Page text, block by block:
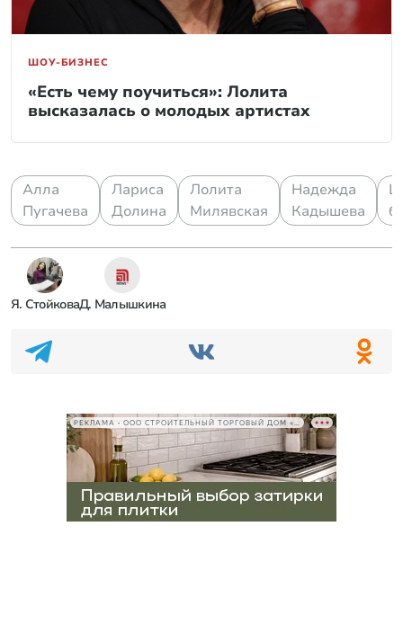
ШОУ-БИЗНЕС
«Есть чему поучиться»: Лолита
высказалась о молодых артистах
Алла
Пугачева
Лариса
Долина
Лолита
Милявская
Надежда
Кадышева
Я. СтойковаД. Малышкина
РЕКЛАМА • ООО СТРОИТЕЛЬНЫЙ ТОРГОВЫЙ ДОМ «ПЕТРОВИЧ», ИНН 7802348846